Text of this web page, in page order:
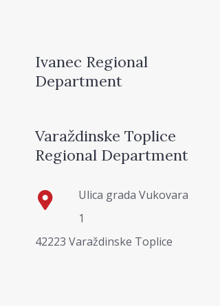
Ivanec Regional
Department
Varaždinske Toplice
Regional Department
Ulica grada Vukovara
1
42223 Varaždinske Toplice